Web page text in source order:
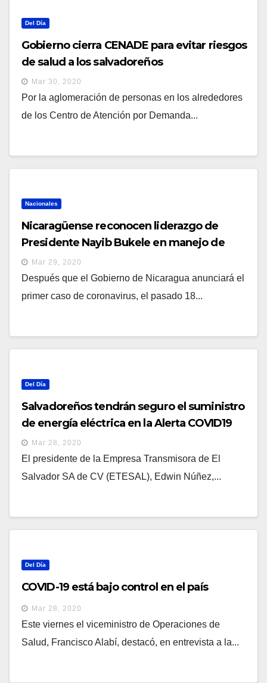
Del Día
Gobierno cierra CENADE para evitar riesgos
de salud a los salvadoreños
Mar 30, 2020
Por la aglomeración de personas en los alrededores
de los Centro de Atención por Demanda...
Nacionales
Nicaragüense reconocen liderazgo de
Presidente Nayib Bukele en manejo de
COVID 19
Mar 29, 2020
Después que el Gobierno de Nicaragua anunciará el
primer caso de coronavirus, el pasado 18...
Del Día
Salvadoreños tendrán seguro el suministro
de energía eléctrica en la Alerta COVID19
Mar 28, 2020
El presidente de la Empresa Transmisora de El
Salvador SA de CV (ETESAL), Edwin Núñez,...
Del Día
COVID-19 está bajo control en el país
Mar 28, 2020
Este viernes el viceministro de Operaciones de
Salud, Francisco Alabí, destacó, en entrevista a la...